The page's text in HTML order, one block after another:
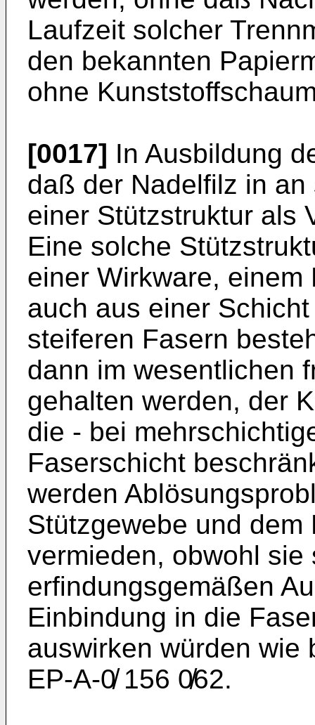
Laufzeit solcher
den bekannten
ohne
[0017] In Ausbildung
daß der Nadelfilz in
einer Stützstruktur als
Eine solche
einer Wirkware,
auch aus einer
steiferen Fasern
dann im wesentlichen
gehalten werden, der
die - bei
Faserschicht
werden
Stützgewebe und dem
vermieden, obwohl sie
erfindungsgemäßen
Einbindung in die
auswirken würden wie
EP-A-0̸ 156 0̸62.